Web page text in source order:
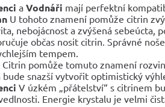
a Vodnáři mají perfektní
U tohoto znamení pomůže citrin
nebojácnost a zvýšená sebeúcta,
občas nosit citrin. Správné
tempem.
Citrin pomůže tomuto znamení
bude snazší vytvořit optimistický
V úzkém „přátelství“ s citrinem
Energie krystalu je velmi